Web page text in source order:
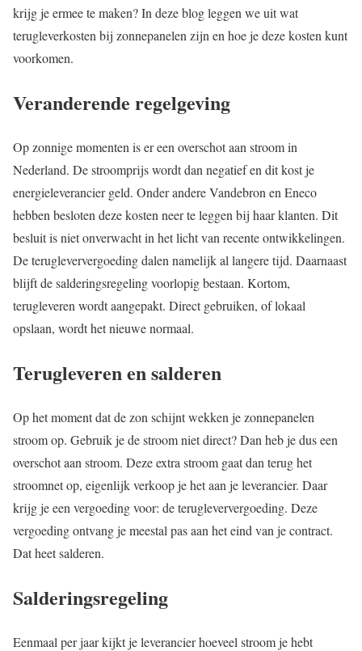
krijg je ermee te maken? In deze blog leggen we uit wat
terugleverkosten bij zonnepanelen zijn en hoe je deze kosten kunt
voorkomen.
Veranderende regelgeving
Op zonnige momenten is er een overschot aan stroom in
Nederland. De stroomprijs wordt dan negatief en dit kost je
energieleverancier geld. Onder andere Vandebron en Eneco
hebben besloten deze kosten neer te leggen bij haar klanten. Dit
besluit is niet onverwacht in het licht van recente ontwikkelingen.
De terugleververgoeding dalen namelijk al langere tijd. Daarnaast
blijft de salderingsregeling voorlopig bestaan. Kortom,
terugleveren wordt aangepakt. Direct gebruiken, of lokaal
opslaan, wordt het nieuwe normaal.
Terugleveren en salderen
Op het moment dat de zon schijnt wekken je zonnepanelen
stroom op. Gebruik je de stroom niet direct? Dan heb je dus een
overschot aan stroom. Deze extra stroom gaat dan terug het
stroomnet op, eigenlijk verkoop je het aan je leverancier. Daar
krijg je een vergoeding voor: de terugleververgoeding. Deze
vergoeding ontvang je meestal pas aan het eind van je contract.
Dat heet salderen.
Salderingsregeling
Eenmaal per jaar kijkt je leverancier hoeveel stroom je hebt